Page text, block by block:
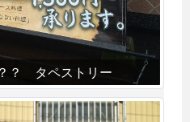
？ タペストリー